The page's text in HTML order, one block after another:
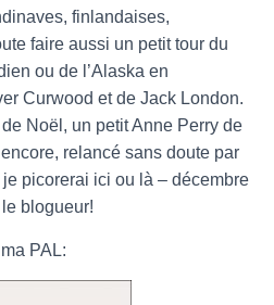
finlandaises,
faire aussi un petit tour du
ou de l’Alaska en
Curwood et de Jack London.
Noël, un petit Anne Perry de
relancé sans doute par
picorerai ici ou là – décembre
blogueur!
PAL: